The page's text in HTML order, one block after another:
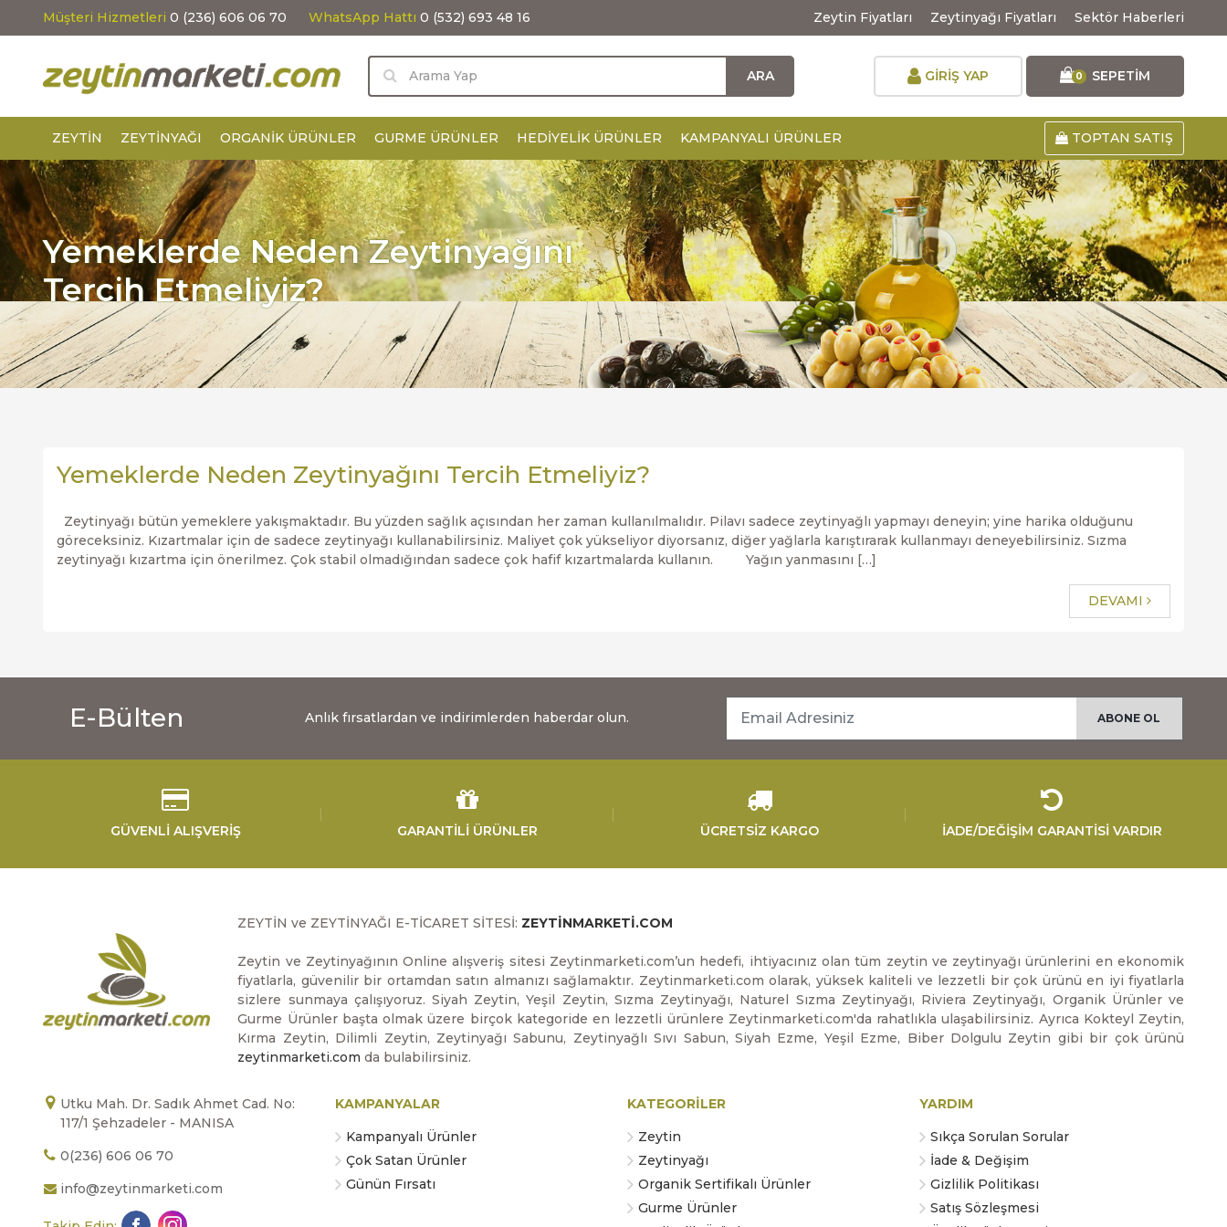
Müşteri Hizmetleri 0 (236) 606 06 70 WhatsApp Hattı 0 (532) 693 48 16 Zeytin Fiyatları Zeytinyağı Fiyatları Sektör Haberleri
ARA GİRİŞ YAP 0 SEPETİM
ZEYTIN ZEYTINYAĞI ORGANIK ÜRÜNLER GURME ÜRÜNLER HEDIYELIK ÜRÜNLER KAMPANYALI ÜRÜNLER TOPTAN SATIŞ
Yemeklerde Neden Zeytinyağını
Tercih Etmeliyiz?
Yemeklerde Neden Zeytinyağını Tercih Etmeliyiz?
Zeytinyağı bütün yemeklere yakışmaktadır. Bu yüzden sağlık açısından her zaman kullanılmalıdır. Pilavı sadece zeytinyağlı yapmayı deneyin; yine harika olduğunu
göreceksiniz. Kızartmalar için de sadece zeytinyağı kullanabilirsiniz. Maliyet çok yükseliyor diyorsanız, diğer yağlarla karıştırarak kullanmayı deneyebilirsiniz. Sızma
zeytinyağı kızartma için önerilmez. Çok stabil olmadığından sadece çok hafif kızartmalarda kullanın. Yağın yanmasını […]
DEVAMI
E-Bülten Anlık fırsatlardan ve indirimlerden haberdar olun.
GÜVENLİ ALIŞVERİŞ GARANTİLİ ÜRÜNLER ÜCRETSİZ KARGO İADE/DEĞİŞİM GARANTİSİ VARDIR
ZEYTİN ve ZEYTİNYAĞI E-TİCARET SİTESİ: ZEYTİNMARKETİ.COM
Zeytin ve Zeytinyağının Online alışveriş sitesi Zeytinmarketi.com’un hedefi, ihtiyacınız olan tüm zeytin ve zeytinyağı ürünlerini en ekonomik
fiyatlarla, güvenilir bir ortamdan satın almanızı sağlamaktır. Zeytinmarketi.com olarak, yüksek kaliteli ve lezzetli bir çok ürünü en iyi fiyatlarla
sizlere sunmaya çalışıyoruz. Siyah Zeytin, Yeşil Zeytin, Sızma Zeytinyağı, Naturel Sızma Zeytinyağı, Riviera Zeytinyağı, Organik Ürünler ve
Gurme Ürünler başta olmak üzere birçok kategoride en lezzetli ürünlere Zeytinmarketi.com'da rahatlıkla ulaşabilirsiniz. Ayrıca Kokteyl Zeytin,
Kırma Zeytin, Dilimli Zeytin, Zeytinyağı Sabunu, Zeytinyağlı Sıvı Sabun, Siyah Ezme, Yeşil Ezme, Biber Dolgulu Zeytin gibi bir çok ürünü
zeytinmarketi.com da bulabilirsiniz.
Utku Mah. Dr. Sadık Ahmet Cad. No:
117/1 Şehzadeler - MANISA
0(236) 606 06 70
info@zeytinmarketi.com
KAMPANYALAR
Kampanyalı Ürünler
Çok Satan Ürünler
Günün Fırsatı
KATEGORİLER
Zeytin
Zeytinyağı
Organik Sertifikalı Ürünler
Gurme Ürünler
YARDIM
Sıkça Sorulan Sorular
İade & Değişim
Gizlilik Politikası
Satış Sözleşmesi